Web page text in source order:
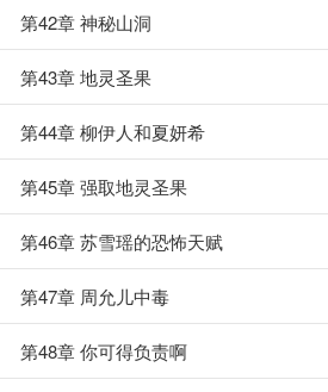
第42章 神秘山洞
第43章 地灵圣果
第44章 柳伊人和夏妍希
第45章 强取地灵圣果
第46章 苏雪瑶的恐怖天赋
第47章 周允儿中毒
第48章 你可得负责啊